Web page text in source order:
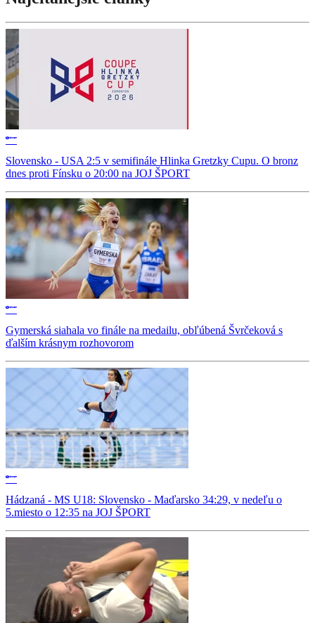
Slovensko - USA 2:5 v semifinále Hlinka Gretzky Cupu. O bronz
dnes proti Fínsku o 20:00 na JOJ ŠPORT
Gymerská siahala vo finále na medailu, obľúbená Švrčeková s
ďalším krásnym rozhovorom
Hádzaná - MS U18: Slovensko - Maďarsko 34:29, v nedeľu o
5.miesto o 12:35 na JOJ ŠPORT